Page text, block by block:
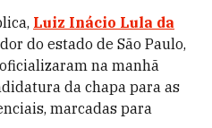
Luiz Inácio Lula da
do estado de São Paulo,
oficializaram na manhã
da chapa para as
marcadas para